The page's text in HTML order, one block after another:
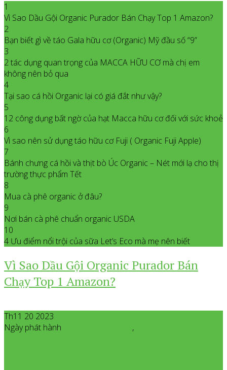
1
Vì Sao Dầu Gội Organic Purador Bán Chạy Top 1 Amazon?
2
Bạn biết gì về táo Gala hữu cơ (Organic) Mỹ đầu số “9”
3
2 tác dụng quan trọng của MACCA HỮU CƠ mà chị em
không nên bỏ qua
4
Tại sao cá hồi Organic lại có giá đắt như vậy?
5
12 công dụng bất ngờ của hạt Macca hữu cơ đối với sức khoẻ
6
Vì sao nên sử dụng táo hữu cơ Fuji ( Organic Fuji Apple)
7
Bánh chưng cá hồi và thịt bò Úc Organic – Nét mới lạ cho thị
trường thực phẩm Tết
8
Mua cà phê organic ở đâu?
9
Nơi bán cà phê chuẩn organic USDA
10
4 Ưu điểm nổi trội của sữa Let’s Eco mà mẹ nên biết
Vì Sao Dầu Gội Organic Purador Bán
Chạy Top 1 Amazon?
Th11 20 2023
Ngày phát hành
,